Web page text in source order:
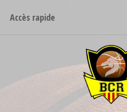
Accès rapide